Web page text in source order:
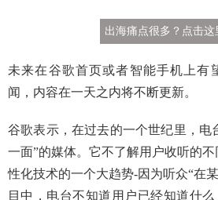
出海痛点很多？点击这
未来在谷歌首页或者智能手机上有
闻，内容在一天之内将不断更新。
谷歌表示，在过去的一个世纪里，电
一面”的媒体。它不了解用户收听的
性化技术的一个大趋势-因为听众“在
目中，电台不知道用户已经知道什